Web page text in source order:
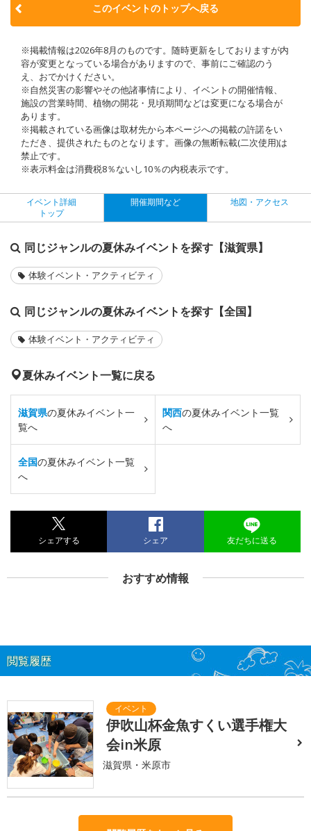
このイベントのトップへ戻る
※掲載情報は2026年8月のものです。随時更新をしておりますが内
容が変更となっている場合がありますので、事前にご確認のう
え、おでかけください。
※自然災害の影響やその他諸事情により、イベントの開催情報、
施設の営業時間、植物の開花・見頃期間などは変更になる場合が
あります。
※掲載されている画像は取材先から本ページへの掲載の許諾をい
ただき、提供されたものとなります。画像の無断転載(二次使用)は
禁止です。
※表示料金は消費税8％ないし10％の内税表示です。
イベント詳細
トップ
開催期間など 地図・アクセス
同じジャンルの夏休みイベントを探す【滋賀県】
体験イベント・アクティビティ
同じジャンルの夏休みイベントを探す【全国】
体験イベント・アクティビティ
夏休みイベント一覧に戻る
滋賀県の夏休みイベント一
覧へ
関西の夏休みイベント一覧
へ
全国の夏休みイベント一覧
へ
シェアする シェア 友だちに送る
おすすめ情報
閲覧履歴
伊吹山杯金魚すくい選手権大
会in米原
滋賀県・米原市